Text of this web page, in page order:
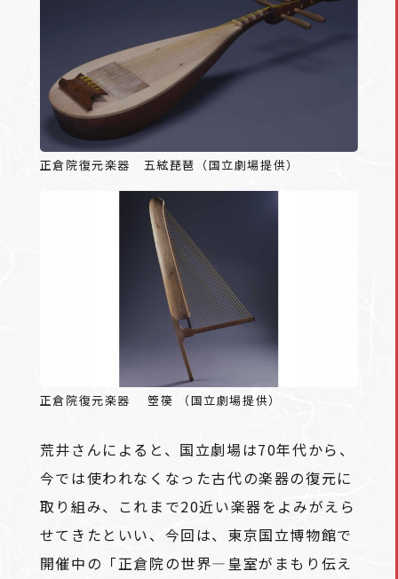
正倉院復元楽器 五絃琵琶（国立劇場提供）
正倉院復元楽器 箜篌 （国立劇場提供）
荒井さんによると、国立劇場は70年代から、
今では使われなくなった古代の楽器の復元に
取り組み、これまで20近い楽器をよみがえら
せてきたといい、今回は、東京国立博物館で
開催中の「正倉院の世界―皇室がまもり伝え